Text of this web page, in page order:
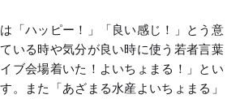
は「ハッピー！」「良い感じ！」とう意
いる時や気分が良い時に使う若者言葉
ブ会場着いた！よいちょまる！」とい
。また「あざまる水産よいちょまる」